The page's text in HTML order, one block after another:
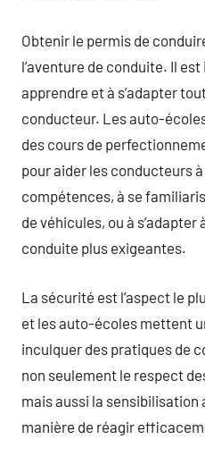
Obtenir le permis de
l’aventure de conduite. Il
apprendre et à s’adapter
conducteur. Les auto-
des cours de
pour aider les conducteurs
compétences, à se
de véhicules, ou à s’adapter
conduite plus exigeantes.
La sécurité est l’aspect le
et les auto-écoles mettent
inculquer des pratiques de
non seulement le respect
mais aussi la
manière de réagir